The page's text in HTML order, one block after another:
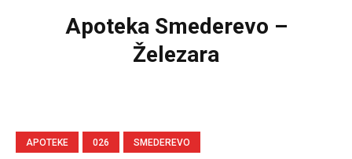
Apoteka Smederevo –
Železara
APOTEKE 026 SMEDEREVO